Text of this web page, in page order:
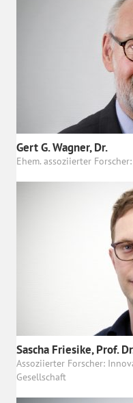
Gert G. Wagner, Dr.
Ehem. assoziierter
Sascha Friesike, Prof.
Assoziierter Forscher:
Gesellschaft